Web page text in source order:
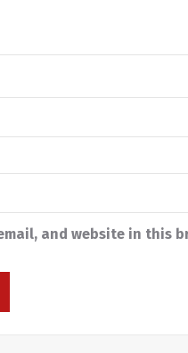
and website in this